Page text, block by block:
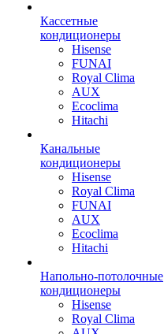
Кассетные
кондиционеры
Hisense
FUNAI
Royal Clima
AUX
Ecoclima
Hitachi
Канальные
кондиционеры
Hisense
Royal Clima
FUNAI
AUX
Ecoclima
Hitachi
Напольно-потолочные
кондиционеры
Hisense
Royal Clima